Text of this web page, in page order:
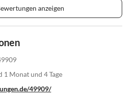
anzeigen
1 Monat und 4 Tage
49909/